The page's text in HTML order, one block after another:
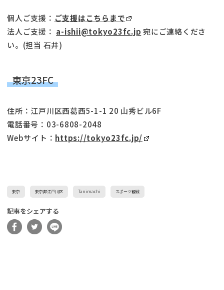
個人ご支援： ご支援はこちらまで
法人ご支援： a-ishii@tokyo23fc.jp 宛にご連絡くださ
い。(担当 石井)
東京23FC
住所：江戸川区西葛西5-1-1 20 山秀ビル6F
電話番号：03-6808-2048
Webサイト： https://tokyo23fc.jp/
東京 東京都江戸川区 Tanimachi スポーツ観戦
記事をシェアする